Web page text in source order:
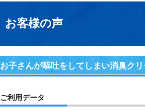
お客様の声
お子さんが嘔吐をしてしまい消臭
ご利用データ